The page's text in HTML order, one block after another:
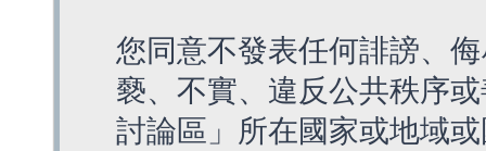
您同意不發表任何誹謗、
褻、不實、違反公共秩序
討論區」所在國家或地域